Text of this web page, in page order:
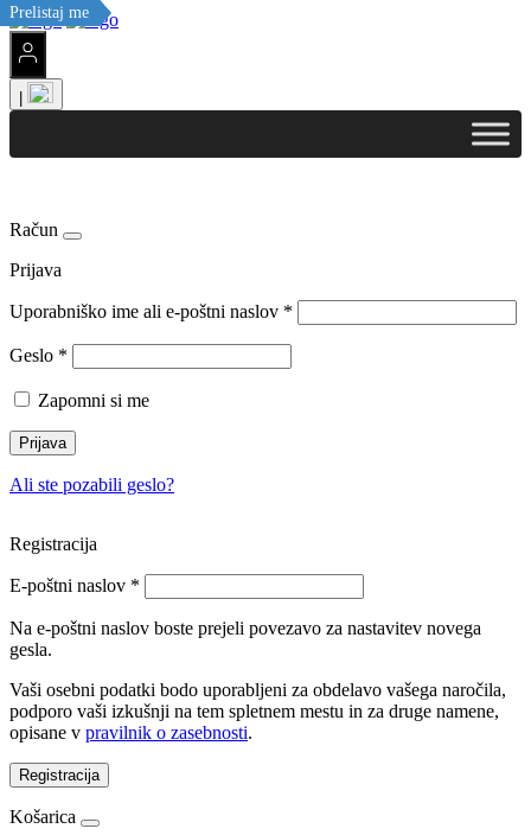
Račun
Prijava
Uporabniško ime ali e-poštni naslov *
Geslo *
Zapomni si me
Prijava
Ali ste pozabili geslo?
Registracija
E-poštni naslov *
Na e-poštni naslov boste prejeli povezavo za nastavitev novega
gesla.
Vaši osebni podatki bodo uporabljeni za obdelavo vašega naročila,
podporo vaši izkušnji na tem spletnem mestu in za druge namene,
opisane v pravilnik o zasebnosti.
Registracija
Košarica
Prelistaj me
Prelistaj me
Prelistaj me
Prelistaj me
Prelistaj me